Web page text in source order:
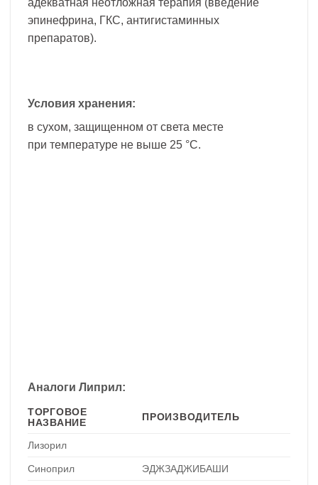
адекватная неотложная терапия (введение
эпинефрина, ГКС, антигистаминных
препаратов).
Условия хранения:
в сухом, защищенном от света месте
при температуре не выше 25 °С.
Аналоги Липрил:
ТОРГОВОЕ
НАЗВАНИЕ
ПРОИЗВОДИТЕЛЬ
Лизорил
Синоприл ЭДЖЗАДЖИБАШИ